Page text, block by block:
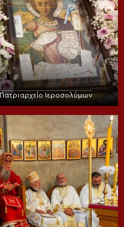
Ιεροσολύμων